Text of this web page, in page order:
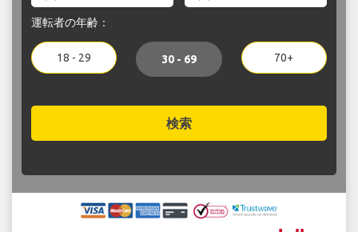
運転者の年齢：
18 - 29 30 - 69 70+
検索